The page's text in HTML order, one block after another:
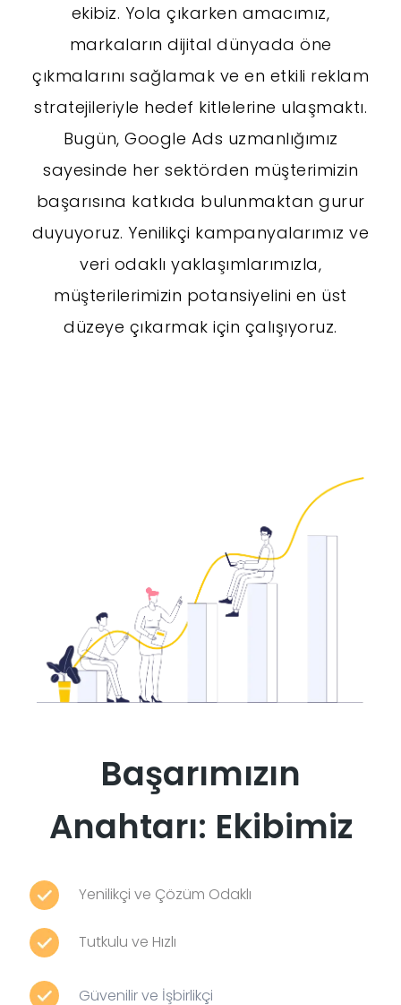
ekibiz. Yola çıkarken amacımız,
markaların dijital dünyada öne
çıkmalarını sağlamak ve en etkili reklam
stratejileriyle hedef kitlelerine ulaşmaktı.
Bugün, Google Ads uzmanlığımız
sayesinde her sektörden müşterimizin
başarısına katkıda bulunmaktan gurur
duyuyoruz. Yenilikçi kampanyalarımız ve
veri odaklı yaklaşımlarımızla,
müşterilerimizin potansiyelini en üst
düzeye çıkarmak için çalışıyoruz.
Başarımızın
Anahtarı: Ekibimiz
Yenilikçi ve Çözüm Odaklı
Tutkulu ve Hızlı
Güvenilir ve İşbirlikçi